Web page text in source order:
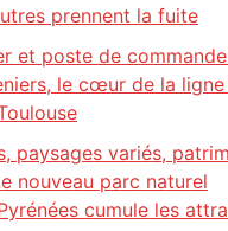
prennent la fuite
et poste de
le cœur de la ligne
paysages variés,
nouveau parc naturel
cumule les